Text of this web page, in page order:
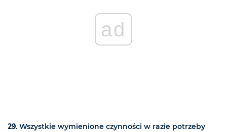
ad
29. Wszystkie wymienione czynności w razie potrzeby